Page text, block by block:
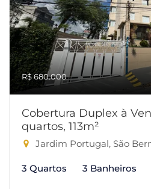
R$ 680.000
Cobertura Duplex à
quartos, 113m²
Jardim Portugal, São
3 Quartos 3 Banheiros